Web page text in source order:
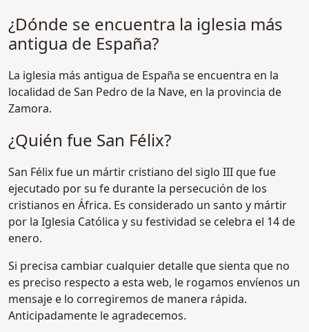
¿Dónde se encuentra la iglesia más
antigua de España?
La iglesia más antigua de España se encuentra en la
localidad de San Pedro de la Nave, en la provincia de
Zamora.
¿Quién fue San Félix?
San Félix fue un mártir cristiano del siglo III que fue
ejecutado por su fe durante la persecución de los
cristianos en África. Es considerado un santo y mártir
por la Iglesia Católica y su festividad se celebra el 14 de
enero.
Si precisa cambiar cualquier detalle que sienta que no
es preciso respecto a esta web, le rogamos envíenos un
mensaje e lo corregiremos de manera rápida.
Anticipadamente le agradecemos.